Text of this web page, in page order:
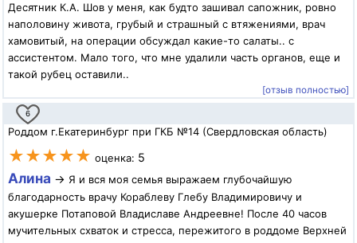
Десятник К.А. Шов у меня, как будто зашивал сапожник, ровно
наполовину живота, грубый и страшный с втяжениями, врач
хамовитый, на операции обсуждал какие-то салаты.. с
ассистентом. Мало того, что мне удалили часть органов, еще и
такой рубец оставили..
[отзыв полностью]
6
Роддом г.Екатеринбург при ГКБ №14 (Свердловская область)
★★★★★ оценка: 5
Алина → Я и вся моя семья выражаем глубочайшую
благодарность врачу Кораблеву Глебу Владимировичу и
акушерке Потаповой Владиславе Андреевне! После 40 часов
мучительных схваток и стресса, пережитого в роддоме Верхней